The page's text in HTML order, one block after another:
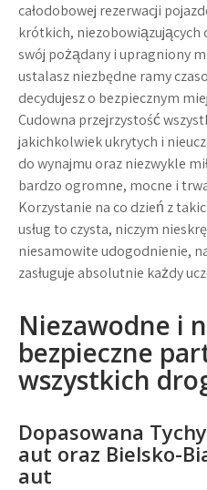
całodobowej rezerwacji
krótkich, niezobowiązujących
swój pożądany i upragniony
ustalasz niezbędne ramy
decydujesz o bezpiecznym
Cudowna przejrzystość
jakichkolwiek ukrytych i
do wynajmu oraz niezwykle
bardzo ogromne, mocne i
Korzystanie na co dzień z
usług to czysta, niczym
niesamowite udogodnienie,
zasługuje absolutnie każdy
Niezawodne i
bezpieczne
wszystkich
Dopasowana
aut oraz Bielsko-
aut